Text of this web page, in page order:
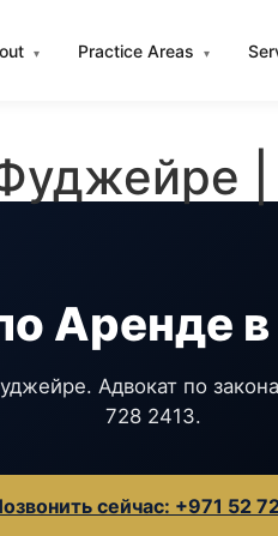
▾ Practice Areas ▾
Аренде в
Адвокат по
728 2413.
сейчас: +971 52